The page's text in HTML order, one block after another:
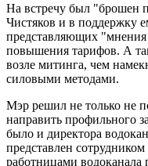
На встречу был "брошен
Чистяков и в поддержку
представляющих
повышения тарифов. А
возле митинга, чем
силовыми методами.
Мэр решил не только не
направить профильного
было и директора
представлен
работницами водоканала